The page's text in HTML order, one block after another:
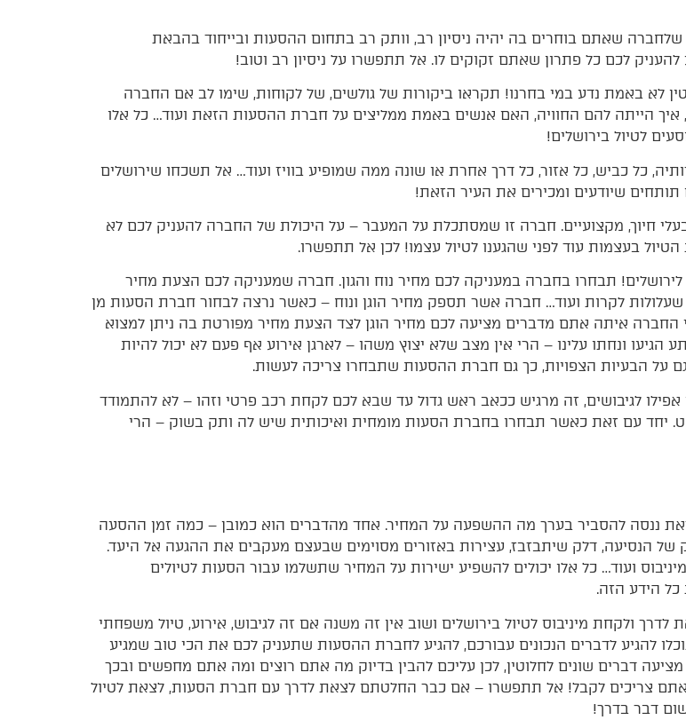
שאתם בוחרים בה יהיה ניסיון רב, וותק רב בתחום ההסעות ובייחוד בהבאת
לכם כל פתרון שאתם זקוקים לו. אל תתפשרו על ניסיון רב וטוב!
לא באמת נדע במי בחרנו! תקראו ביקורות של גולשים, של לקוחות, שימו לב אם החברה
איך הייתה להם החוויה, האם אנשים באמת ממליצים על חברת ההסעות הזאת ועוד… כל אלו
לטיול בירושלים!
כל כביש, כל אזור, כל דרך אחרת או שונה ממה שמופיע בוויז ועוד… אל תשכחו שירושלים
שיודעים ומכירים את העיר הזאת!
חיוך, מקצועיים. חברה זו שמסתכלת על המעבר – על היכולת של החברה להעניק לכם לא
בעצמות עוד לפני שהגענו לטיול עצמו! לכן אל תתפשרו.
תבחרו בחברה במעניקה לכם מחיר נוח והגון. חברה שמעניקה לכם הצעת מחיר
לקרות ועוד… חברה אשר תספק מחיר הוגן ונוח – כאשר נרצה לבחור חברת הסעות מן
החברה איתה אתם מדברים מציעה לכם מחיר הוגן לצד הצעת מחיר מפורטת בה ניתן למצוא
ונחתו עלינו – הרי אין מצב שלא יצוץ משהו – לארגן אירוע אף פעם לא יכול להיות
על הבעיות הצפויות, כך גם חברת ההסעות שתבחרו צריכה לעשות.
אפילו לגיבושים, זה מרגיש ככאב ראש גדול עד שבא לכם לקחת רכב פרטי וזהו – לא להתמודד
יחד עם זאת כאשר תבחרו בחברת הסעות מומחית ואיכותית שיש לה ותק בשוק – הרי
ננסה להסביר בערך מה ההשפעה על המחיר. אחד מהדברים הוא כמובן – כמה זמן ההסעה
של הנסיעה, דלק שיתבזבז, עצירות באזורים מסוימים שבעצם מעקבים את ההגעה אל היעד.
ועוד… כל אלו יכולים להשפיע ישירות על המחיר שתשלמו עבור הסעות לטיולים
הידע הזה.
ולקחת מיניבוס לטיול בירושלים ושוב אין זה משנה אם זה לגיבוש, אירוע, טיול משפחתי
להגיע לדברים הנכונים עבורכם, להגיע לחברת ההסעות שתעניק לכם את הכי טוב שמגיע
דברים שונים לחלוטין, לכן עליכם להבין בדיוק מה אתם רוצים ומה אתם מחפשים ובכך
צריכים לקבל! אל תתפשרו – אם כבר החלטתם לצאת לדרך עם חברת הסעות, לצאת לטיול
דבר בדרך!